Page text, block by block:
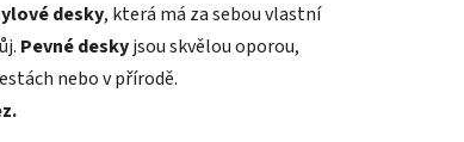
desky, která má za sebou vlastní
Pevné deskyjsou skvělou oporou,
nebo v přírodě.